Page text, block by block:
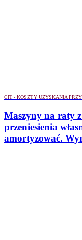
CIT - KOSZTY UZYSKANIA
Maszyny na raty
przeniesienia
amortyzować.